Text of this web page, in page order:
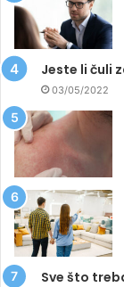
Jeste li čuli
03/05/2022
Sve što